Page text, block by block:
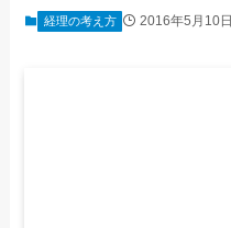
経理の考え方 2016年5月10日